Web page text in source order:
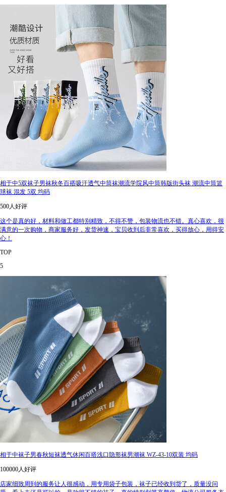
相于中5双袜子男袜秋冬百搭吸汗透气中筒袜潮流学院风中筒韩版街头袜 潮流中筒篮
球袜 混发 5双 均码
500人好评
这个是真的好，材料和做工都特别精致，不得不赞，包装物流也不错。真心喜欢，很
满意的一次购物，商家服务好，发货神速，宝贝收到后非常喜欢，买得放心，用得安
心！
TOP
5
相于中袜子男春秋短袜透气休闲百搭浅口隐形袜男潮袜 WZ-43-10双装 均码
100000人好评
店家细致周到的服务让人很感动，用专用袋子包装，袜子已经收到货了，质量没问